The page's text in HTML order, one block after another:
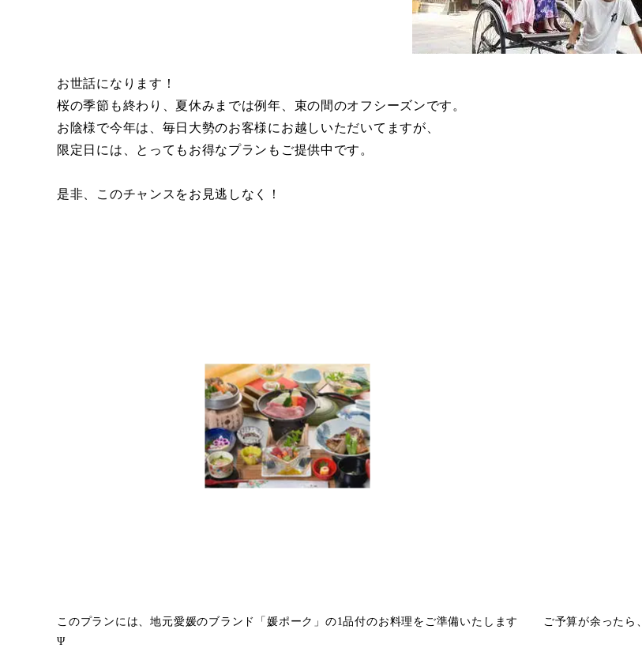
お世話になります！
桜の季節も終わり、夏休みまでは例年、束の間のオフシーズンです。
お陰様で今年は、毎日大勢のお客様にお越しいただいてますが、
限定日には、とってもお得なプランもご提供中です。
是非、このチャンスをお見逃しなく！
このプランには、地元愛媛のブランド「媛ポーク」の1品付のお料理をご準備いたします
Ψ
ご予算が余ったら